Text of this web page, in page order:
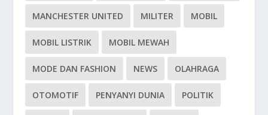
MANCHESTER UNITED MILITER MOBIL
MOBIL LISTRIK MOBIL MEWAH
MODE DAN FASHION NEWS OLAHRAGA
OTOMOTIF PENYANYI DUNIA POLITIK